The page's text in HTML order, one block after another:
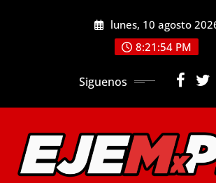
lunes, 10 agosto
8:21:55 PM
Siguenos